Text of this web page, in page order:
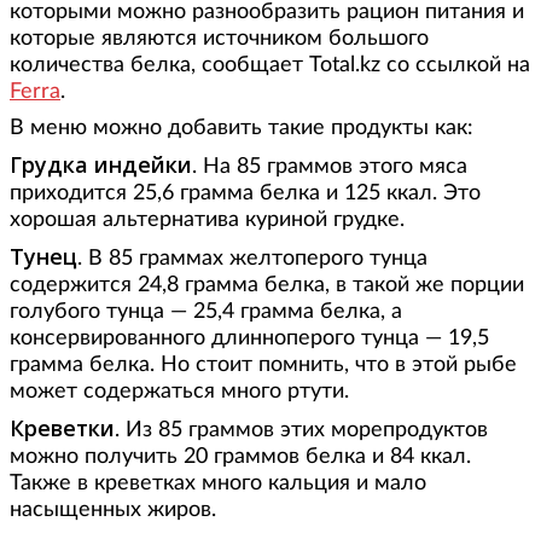
которыми можно разнообразить рацион питания и
которые являются источником большого
количества белка, сообщает Total.kz со ссылкой на
Ferra.
В меню можно добавить такие продукты как:
Грудка индейки. На 85 граммов этого мяса
приходится 25,6 грамма белка и 125 ккал. Это
хорошая альтернатива куриной грудке.
Тунец. В 85 граммах желтоперого тунца
содержится 24,8 грамма белка, в такой же порции
голубого тунца — 25,4 грамма белка, а
консервированного длинноперого тунца — 19,5
грамма белка. Но стоит помнить, что в этой рыбе
может содержаться много ртути.
Креветки. Из 85 граммов этих морепродуктов
можно получить 20 граммов белка и 84 ккал.
Также в креветках много кальция и мало
насыщенных жиров.